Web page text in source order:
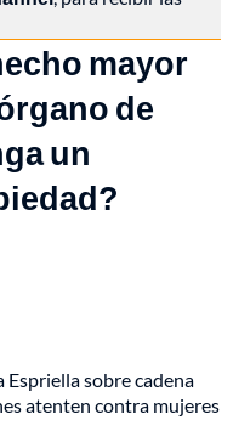
mayor
de
un
Espriella sobre cadena
atenten contra mujeres